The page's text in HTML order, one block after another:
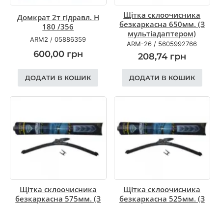
Домкрат 2т гідравл. H
180 /356
ARM2 /05886359
600,00 грн
ДОДАТИ В КОШИК
Щітка склоочисника
безкаркасна 650мм. (З
мультіадаптером)
ARM-26 / 5605992766
208,74 грн
ДОДАТИ В КОШИК
Щітка склоочисника
безкаркасна 575мм. (З
Щітка склоочисника
безкаркасна 525мм. (З